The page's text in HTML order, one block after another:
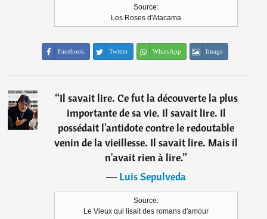
Source:
Les Roses d'Atacama
Facebook Twitter WhatsApp Image
“Il savait lire. Ce fut la découverte la plus
importante de sa vie. Il savait lire. Il
possédait l'antidote contre le redoutable
venin de la vieillesse. Il savait lire. Mais il
n'avait rien à lire.”
―Luis Sepulveda
Source:
Le Vieux qui lisait des romans d'amour